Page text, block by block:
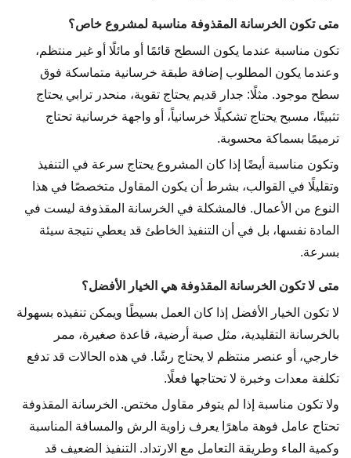
متى تكون الخرسانة المقذوفة مناسبة لمشروع خاص؟
تكون مناسبة عندما يكون السطح قائمًا أو مائلًا أو غير منتظم،
وعندما يكون المطلوب إضافة طبقة خرسانية متماسكة فوق
سطح موجود. مثلًا: جدار قديم يحتاج تقوية، منحدر ترابي يحتاج
تثبيتًا، مسبح يحتاج تشكيلًا خرسانياً، أو واجهة خرسانية تحتاج
ترميمًا بسماكة محسوبة.
وتكون مناسبة أيضًا إذا كان المشروع يحتاج سرعة في التنفيذ
وتقليلًا في القوالب، بشرط أن يكون المقاول متخصصًا في هذا
النوع من الأعمال. فالمشكلة في الخرسانة المقذوفة ليست في
المادة نفسها، بل في أن التنفيذ الخاطئ قد يعطي نتيجة سيئة
بسرعة.
متى لا تكون الخرسانة المقذوفة هي الخيار الأفضل؟
لا تكون الخيار الأفضل إذا كان العمل بسيطًا ويمكن تنفيذه بسهولة
بالخرسانة التقليدية، مثل صبة أرضية، قاعدة صغيرة، ممر
خارجي، أو عنصر منتظم لا يحتاج رشًا. في هذه الحالات قد تدفع
تكلفة معدات وخبرة لا تحتاجها فعلًا.
ولا تكون مناسبة إذا لم يتوفر مقاول مختص. الخرسانة المقذوفة
تحتاج عامل فوهة ماهرًا يعرف زاوية الرش والمسافة المناسبة
وكمية الماء وطريقة التعامل مع الارتداد. التنفيذ الضعيف قد